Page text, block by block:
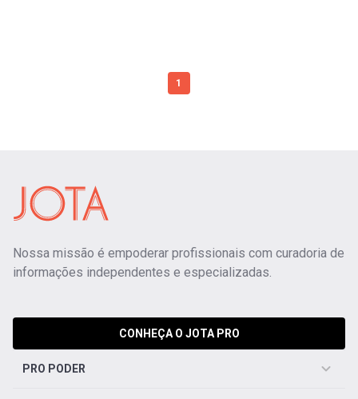
1
Nossa missão é empoderar profissionais com curadoria de
informações independentes e especializadas.
CONHEÇA O JOTA PRO
PRO PODER